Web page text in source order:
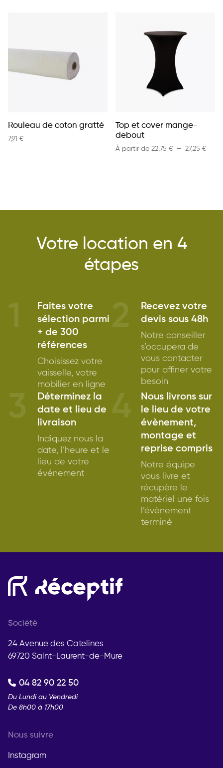
Rouleau de coton gratté
7,91 €
Top et cover mange-
debout
À partir de 22,75 € – 27,25 €
Votre location en 4
étapes
Faites votre
sélection parmi
+ de 300
références
Choisissez votre
vaisselle, votre
mobilier en ligne
Recevez votre
devis sous 48h
Notre conseiller
s’occupera de
vous contacter
pour affiner votre
besoin
Déterminez la
date et lieu de
livraison
Indiquez nous la
date, l’heure et le
lieu de votre
événement
Nous livrons sur
le lieu de votre
évènement,
montage et
reprise compris
Notre équipe
vous livre et
récupère le
matériel une fois
l’évènement
terminé
Société
24 Avenue des Catelines
69720 Saint-Laurent-de-Mure
04 82 90 22 50
Du Lundi au Vendredi
De 8h00 à 17h00
Nous suivre
Instagram